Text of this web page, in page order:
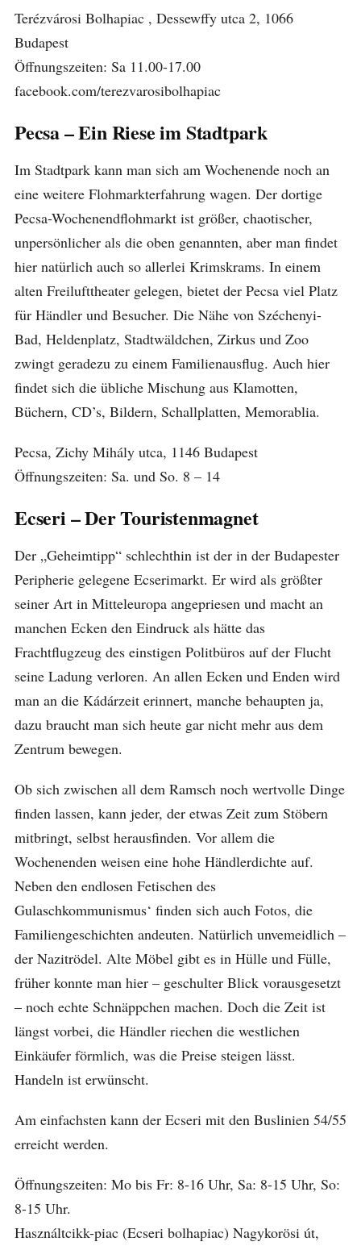
Terézvárosi Bolhapiac , Dessewffy utca 2, 1066
Budapest
Öffnungszeiten: Sa 11.00-17.00
facebook.com/terezvarosibolhapiac
Pecsa – Ein Riese im Stadtpark
Im Stadtpark kann man sich am Wochenende noch an
eine weitere Flohmarkterfahrung wagen. Der dortige
Pecsa-Wochenendflohmarkt ist größer, chaotischer,
unpersönlicher als die oben genannten, aber man findet
hier natürlich auch so allerlei Krimskrams. In einem
alten Freilufttheater gelegen, bietet der Pecsa viel Platz
für Händler und Besucher. Die Nähe von Széchenyi-
Bad, Heldenplatz, Stadtwäldchen, Zirkus und Zoo
zwingt geradezu zu einem Familienausflug. Auch hier
findet sich die übliche Mischung aus Klamotten,
Büchern, CD’s, Bildern, Schallplatten, Memorablia.
Pecsa, Zichy Mihály utca, 1146 Budapest
Öffnungszeiten: Sa. und So. 8 – 14
Ecseri – Der Touristenmagnet
Der „Geheimtipp“ schlechthin ist der in der Budapester
Peripherie gelegene Ecserimarkt. Er wird als größter
seiner Art in Mitteleuropa angepriesen und macht an
manchen Ecken den Eindruck als hätte das
Frachtflugzeug des einstigen Politbüros auf der Flucht
seine Ladung verloren. An allen Ecken und Enden wird
man an die Kádárzeit erinnert, manche behaupten ja,
dazu braucht man sich heute gar nicht mehr aus dem
Zentrum bewegen.
Ob sich zwischen all dem Ramsch noch wertvolle Dinge
finden lassen, kann jeder, der etwas Zeit zum Stöbern
mitbringt, selbst herausfinden. Vor allem die
Wochenenden weisen eine hohe Händlerdichte auf.
Neben den endlosen Fetischen des
Gulaschkommunismus‘ finden sich auch Fotos, die
Familiengeschichten andeuten. Natürlich unvemeidlich –
der Nazitrödel. Alte Möbel gibt es in Hülle und Fülle,
früher konnte man hier – geschulter Blick vorausgesetzt
– noch echte Schnäppchen machen. Doch die Zeit ist
längst vorbei, die Händler riechen die westlichen
Einkäufer förmlich, was die Preise steigen lässt.
Handeln ist erwünscht.
Am einfachsten kann der Ecseri mit den Buslinien 54/55
erreicht werden.
Öffnungszeiten: Mo bis Fr: 8-16 Uhr, Sa: 8-15 Uhr, So:
8-15 Uhr.
Használtcikk-piac (Ecseri bolhapiac) Nagykorösi út,